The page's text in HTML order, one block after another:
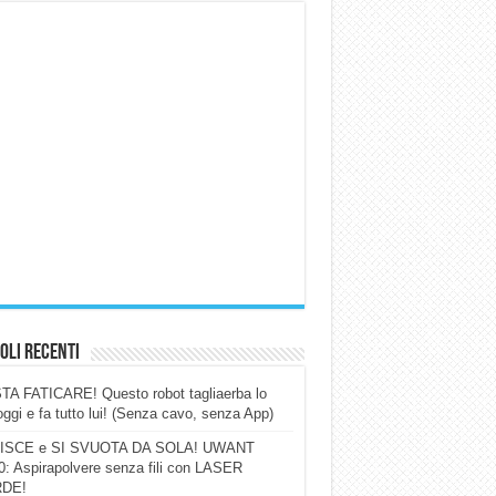
Recenti
FATICARE! Questo robot tagliaerba lo
e fa tutto lui! (Senza cavo, senza App)
e SI SVUOTA DA SOLA! UWANT
Aspirapolvere senza fili con LASER